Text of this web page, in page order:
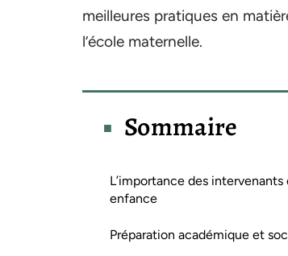
meilleures pratiques en
l’école maternelle.
Sommaire
L’importance des
enfance
Préparation académique et